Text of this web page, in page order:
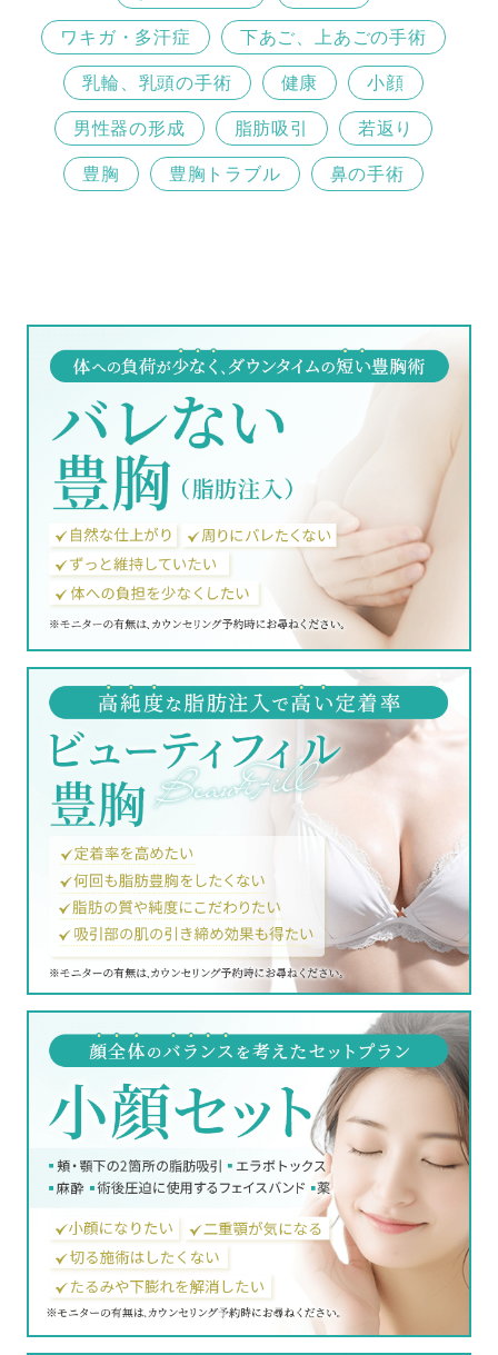
ワキガ・多汗症 下あご、上あごの手術
乳輪、乳頭の手術 健康 小顔
男性器の形成 脂肪吸引 若返り
豊胸 豊胸トラブル 鼻の手術